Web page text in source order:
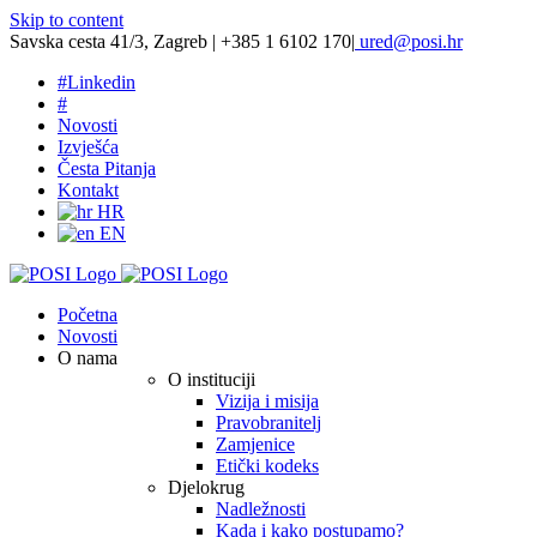
Skip to content
Savska cesta 41/3, Zagreb | +385 1 6102 170| ured@posi.hr
#Linkedin
#
Novosti
Izvješća
Česta Pitanja
Kontakt
HR
EN
Početna
Novosti
O nama
O instituciji
Vizija i misija
Pravobranitelj
Zamjenice
Etički kodeks
Djelokrug
Nadležnosti
Kada i kako postupamo?